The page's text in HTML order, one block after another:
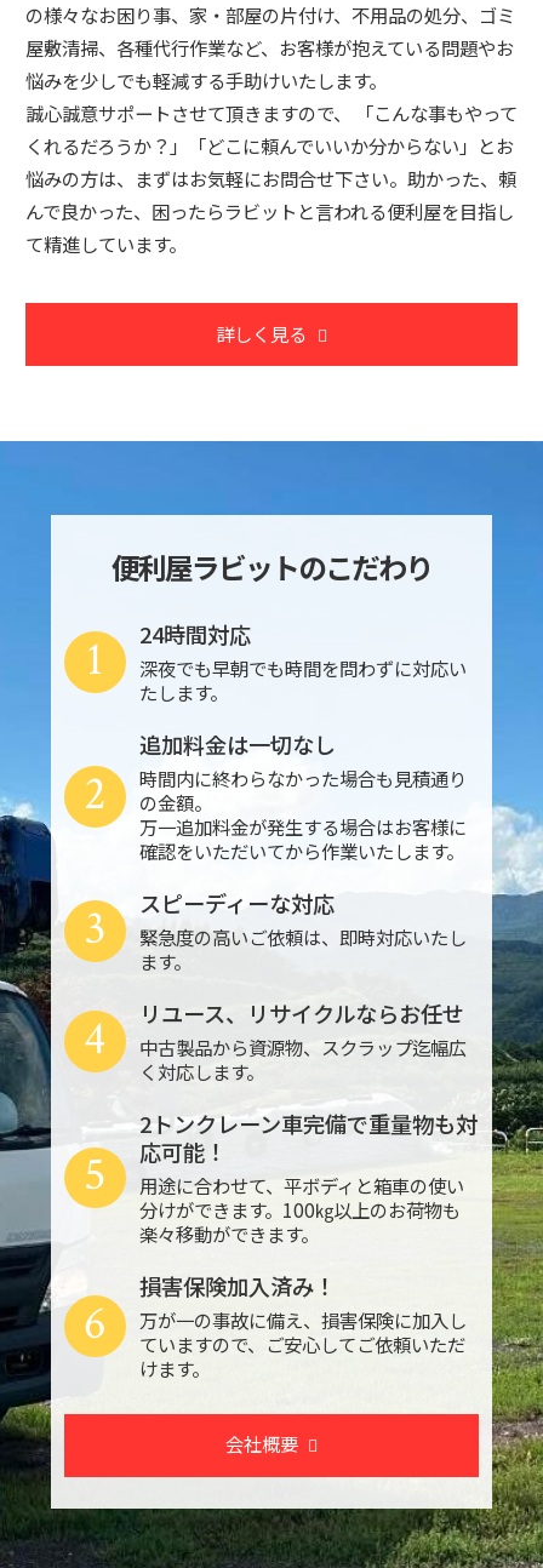
の様々なお困り事、家・部屋の片付け、不用品の処分、ゴミ
屋敷清掃、各種代行作業など、お客様が抱えている問題やお
悩みを少しでも軽減する手助けいたします。
誠心誠意サポートさせて頂きますので、 「こんな事もやって
くれるだろうか？」「どこに頼んでいいか分からない」とお
悩みの方は、まずはお気軽にお問合せ下さい。助かった、頼
んで良かった、困ったらラビットと言われる便利屋を目指し
て精進しています。
詳しく見る
便利屋ラビットのこだわり
24時間対応
深夜でも早朝でも時間を問わずに対応い
たします。
1
追加料金は一切なし
時間内に終わらなかった場合も見積通り
の金額。
万一追加料金が発生する場合はお客様に
確認をいただいてから作業いたします。
2
スピーディーな対応
緊急度の高いご依頼は、即時対応いたし
ます。
3
リユース、リサイクルならお任せ
中古製品から資源物、スクラップ迄幅広
く対応します。
4
2トンクレーン車完備で重量物も対
応可能！
用途に合わせて、平ボディと箱車の使い
分けができます。100㎏以上のお荷物も
楽々移動ができます。
5
損害保険加入済み！
万が一の事故に備え、損害保険に加入し
ていますので、ご安心してご依頼いただ
けます。
6
会社概要